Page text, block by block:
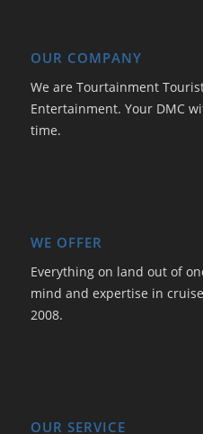
OUR COMPANY
We are Tourtainment
Entertainment. Your DMC
time.
WE OFFER
Everything on land out of
mind and expertise in
2008.
OUR SERVICE